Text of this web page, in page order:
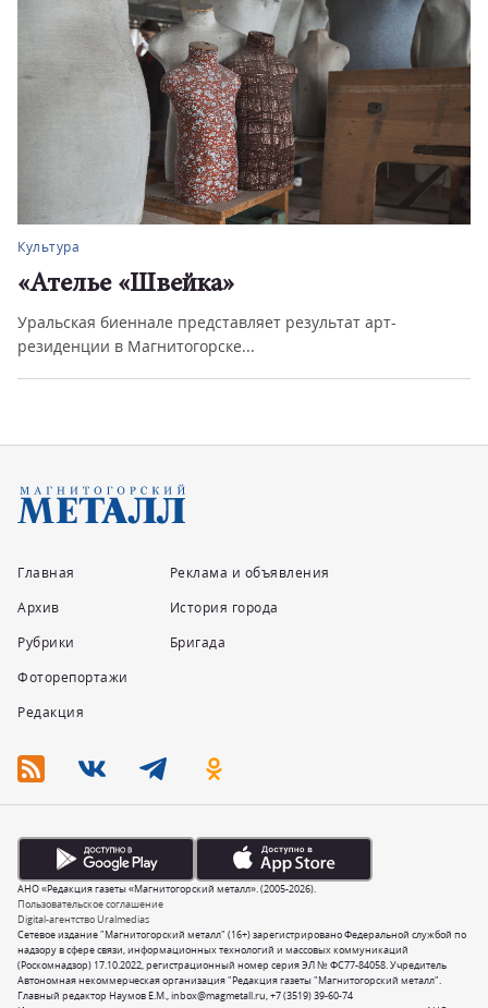
Культура
«Ателье «Швейка»
Уральская биеннале представляет результат арт-
резиденции в Магнитогорске...
Главная
Архив
Рубрики
Фоторепортажи
Редакция
Реклама и объявления
История города
Бригада
Сетевое издание "Магнитогорский металл" (16+) зарегистрировано Федеральной службой по
надзору в сфере связи, информационных технологий и массовых коммуникаций
(Роскомнадзор) 17.10.2022, регистрационный номер серия ЭЛ № ФС77-84058. Учредитель
Автономная некоммерческая организация "Редакция газеты "Магнитогорский металл".
Главный редактор Наумов Е.М.,inbox@magmetall.ru,+7 (3519) 39-60-74
Пользовательское соглашение
Digital-агентство Uralmedias
АНО «Редакция газеты «Магнитогорский металл». (2005-2026).